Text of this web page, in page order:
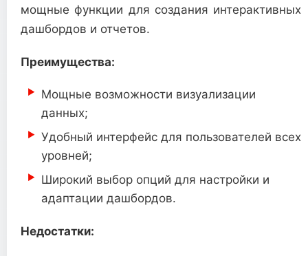
мощные функции для создания интерактивных
дашбордов и отчетов.
Преимущества:
Мощные возможности визуализации
данных;
Удобный интерфейс для пользователей всех
уровней;
Широкий выбор опций для настройки и
адаптации дашбордов.
Недостатки: